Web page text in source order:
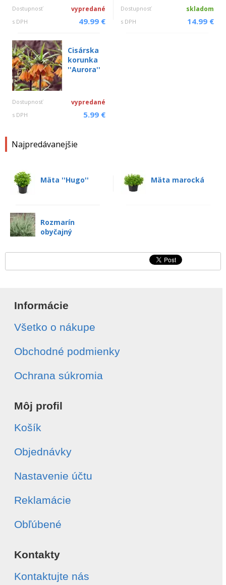
Dostupnosť vypredané
s DPH 49.99 €
Dostupnosť skladom
s DPH 14.99 €
Cisárska
korunka
''Aurora''
Dostupnosť vypredané
s DPH 5.99 €
Najpredávanejšie
Mäta ''Hugo'' Mäta marocká
Rozmarín
obyčajný
Informácie
Všetko o nákupe
Obchodné podmienky
Ochrana súkromia
Môj profil
Košík
Objednávky
Nastavenie účtu
Reklamácie
Obľúbené
Kontakty
Kontaktujte nás